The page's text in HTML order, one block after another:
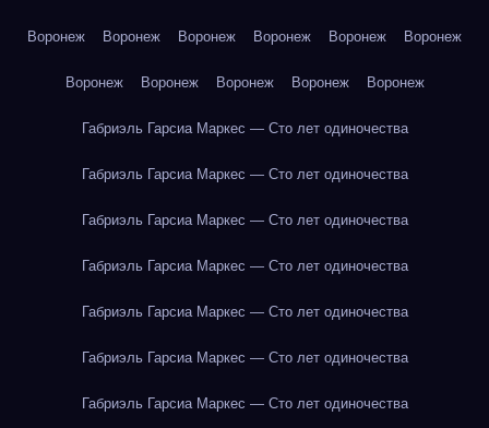
Воронеж Воронеж Воронеж Воронеж Воронеж Воронеж
Воронеж Воронеж Воронеж Воронеж Воронеж
Габриэль Гарсиа Маркес — Сто лет одиночества
Габриэль Гарсиа Маркес — Сто лет одиночества
Габриэль Гарсиа Маркес — Сто лет одиночества
Габриэль Гарсиа Маркес — Сто лет одиночества
Габриэль Гарсиа Маркес — Сто лет одиночества
Габриэль Гарсиа Маркес — Сто лет одиночества
Габриэль Гарсиа Маркес — Сто лет одиночества